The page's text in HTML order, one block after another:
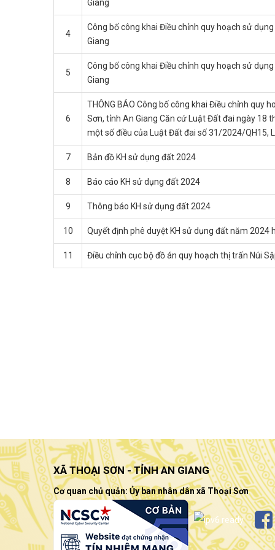
Giang
4
Công bố công khai Điều chỉnh quy hoạch sử
Giang
5
Công bố công khai Điều chỉnh quy hoạch sử
Giang
6
THÔNG BÁO Công bố công khai Điều chỉnh quy
Sơn, tỉnh An Giang Căn cứ Luật Đất đai ngày 18
một số điều của Luật Đất đai số 31/2024/QH15,
7 Bản đồ KH sử dụng đất 2024
8 Báo cáo KH sử dụng đất 2024
9 Thông báo KH sử dụng đất 2024
10 Quyết định phê duyệt KH sử dụng đất năm 2024
11 Điều chỉnh cục bộ đồ án quy hoạch thị trấn Núi
XÃ THOẠI SƠN - TỈNH AN GIANG
Cơ quan chủ quản: Ủy ban nhân dân xã Thoại Sơn